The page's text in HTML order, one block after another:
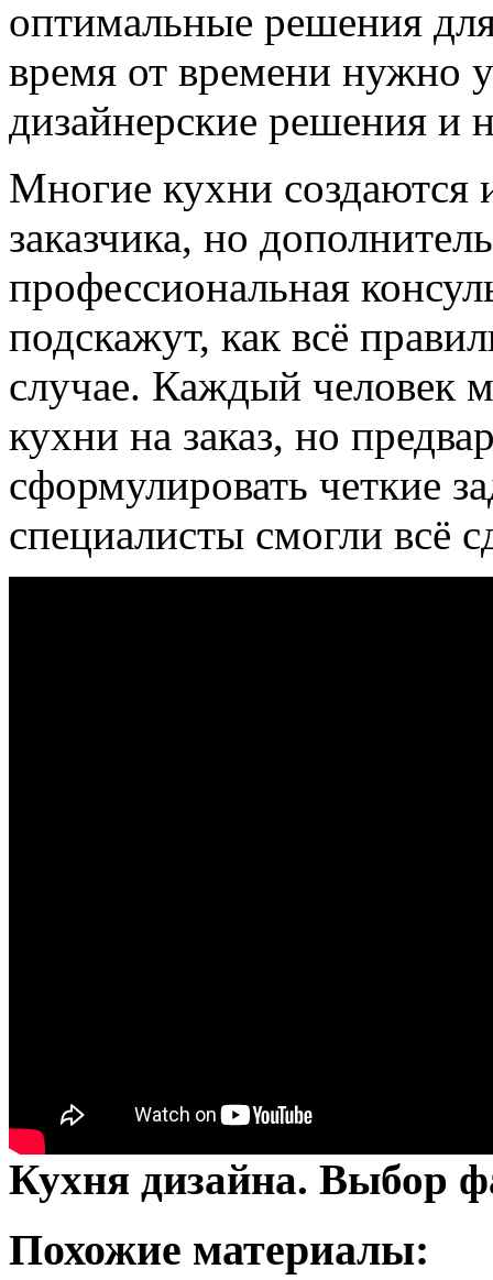
оптимальные решения
время от времени нужно
дизайнерские решения и
Многие кухни создаются
заказчика, но
профессиональная
подскажут, как всё
случае. Каждый человек
кухни на заказ, но
сформулировать четкие
специалисты смогли всё
Кухня дизайна. Выбор
Похожие материалы: